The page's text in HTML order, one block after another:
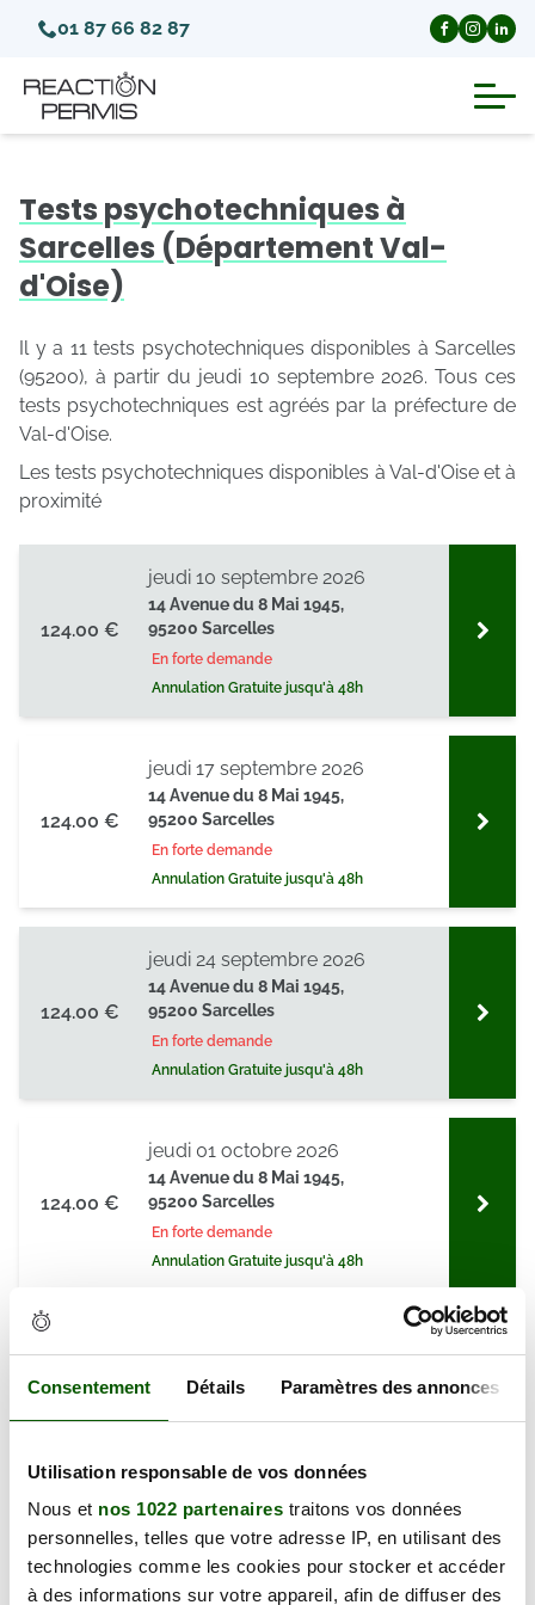
Consentement Détails Paramètres des annonces
Utilisation responsable de vos données
Nous et nos 1022 partenaires traitons vos données
personnelles, telles que votre adresse IP, en utilisant des
technologies comme les cookies pour stocker et accéder
à des informations sur votre appareil, afin de diffuser des
01 87 66 82 87
Invalidation du permis de conduire
Annulation du permis de conduire
Médecins agréés pour le permis
Visite médicale test psychotechnique
Tests psychotechniques à
Sarcelles (Département Val-
d'Oise)
Il y a 11 tests psychotechniques disponibles à Sarcelles
(95200), à partir du jeudi 10 septembre 2026. Tous ces
tests psychotechniques est agréés par la préfecture de
Val-d'Oise.
Les tests psychotechniques disponibles à Val-d'Oise et à
proximité
124.00 €
14 Avenue du 8 Mai 1945,
95200 Sarcelles
En forte demande
Annulation Gratuite jusqu'à 48h
jeudi 10 septembre 2026
124.00 €
14 Avenue du 8 Mai 1945,
95200 Sarcelles
En forte demande
Annulation Gratuite jusqu'à 48h
jeudi 17 septembre 2026
124.00 €
14 Avenue du 8 Mai 1945,
95200 Sarcelles
En forte demande
Annulation Gratuite jusqu'à 48h
jeudi 24 septembre 2026
124.00 €
14 Avenue du 8 Mai 1945,
95200 Sarcelles
En forte demande
Annulation Gratuite jusqu'à 48h
jeudi 01 octobre 2026
124.00 €
95200 Sarcelles
En forte demande
124.00 €
14 Avenue du 8 Mai 1945,
jeudi 15 octobre 2026